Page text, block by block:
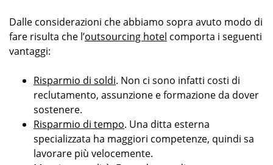
Dalle considerazioni che abbiamo sopra avuto modo di
fare risulta che l’outsourcing hotel comporta i seguenti
vantaggi:
Risparmio di soldi. Non ci sono infatti costi di
reclutamento, assunzione e formazione da dover
sostenere.
Risparmio di tempo. Una ditta esterna
specializzata ha maggiori competenze, quindi sa
lavorare più velocemente.